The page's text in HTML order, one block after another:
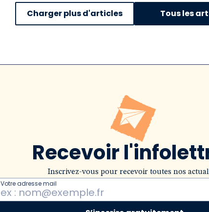
Charger plus d'articles Tous les
Recevoir
Inscrivez-vous pour recevoir toutes nos
Votre adresse mail